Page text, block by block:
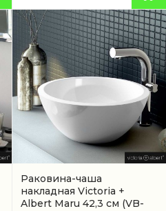
Раковина-чаша
накладная Victoria +
Albert Maru 42,3 см (VB-